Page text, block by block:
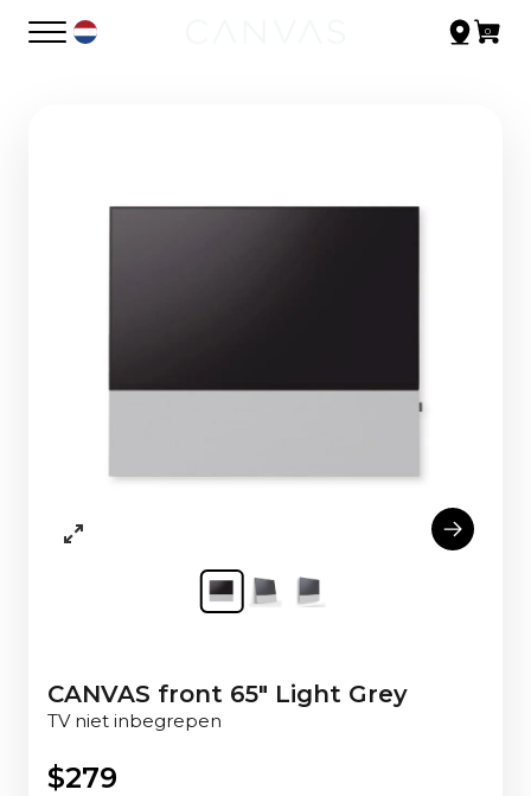
CANVAS front 65" Light Grey
TV niet inbegrepen
$279